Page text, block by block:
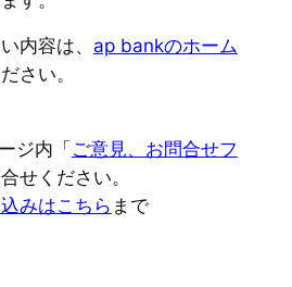
内容は、 ap bankのホーム
さい。
ジ内「 ご意見、お問合せフ
せください。
みはこちら まで